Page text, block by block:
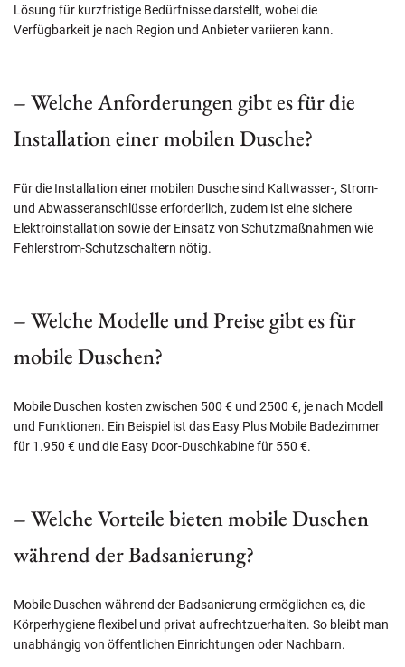
Lösung für kurzfristige Bedürfnisse darstellt, wobei die
Verfügbarkeit je nach Region und Anbieter variieren kann.
– Welche Anforderungen gibt es für die
Installation einer mobilen Dusche?
Für die Installation einer mobilen Dusche sind Kaltwasser-, Strom-
und Abwasseranschlüsse erforderlich, zudem ist eine sichere
Elektroinstallation sowie der Einsatz von Schutzmaßnahmen wie
Fehlerstrom-Schutzschaltern nötig.
– Welche Modelle und Preise gibt es für
mobile Duschen?
Mobile Duschen kosten zwischen 500 € und 2500 €, je nach Modell
und Funktionen. Ein Beispiel ist das Easy Plus Mobile Badezimmer
für 1.950 € und die Easy Door-Duschkabine für 550 €.
– Welche Vorteile bieten mobile Duschen
während der Badsanierung?
Mobile Duschen während der Badsanierung ermöglichen es, die
Körperhygiene flexibel und privat aufrechtzuerhalten. So bleibt man
unabhängig von öffentlichen Einrichtungen oder Nachbarn.